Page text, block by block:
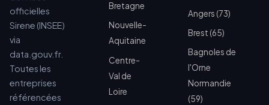
officielles
Sirene (INSEE)
via
data.gouv.fr.
Toutes les
entreprises
référencées
Bretagne
Nouvelle-
Aquitaine
Centre-
Val de
Loire
Angers (73)
Brest (65)
Bagnoles de
l'Orne
Normandie
(59)